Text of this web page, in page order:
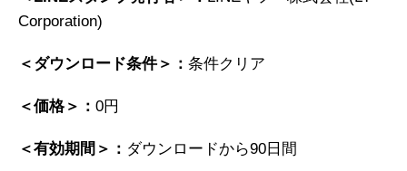
Corporation)
＜ダウンロード条件＞： 条件クリア
＜価格＞： 0円
＜有効期間＞： ダウンロードから90日間